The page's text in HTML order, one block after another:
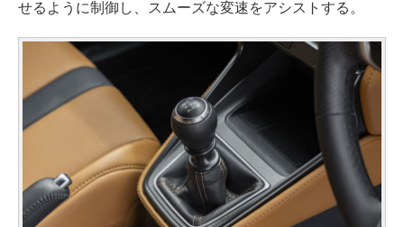
せるように制御し、スムーズな変速をアシストする。